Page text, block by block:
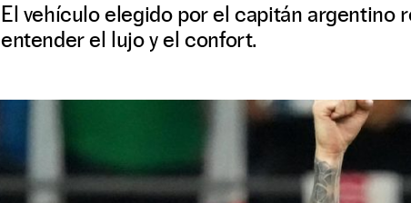
El vehículo elegido por el capitán argentino
entender el lujo y el confort.